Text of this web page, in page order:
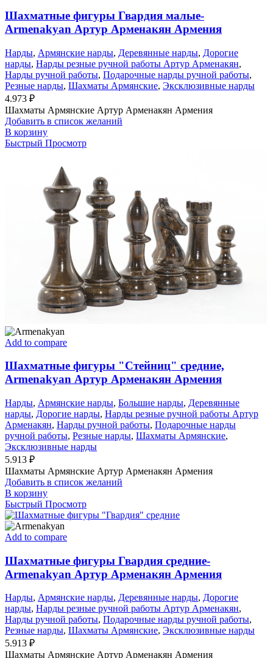
Шахматные фигуры Гвардия малые-
Armenakyan Артур Арменакян Армения
Нарды, Армянские нарды, Деревянные нарды, Дорогие
нарды, Нарды резные ручной работы Артур Арменакян,
Нарды ручной работы, Подарочные нарды ручной работы,
Резные нарды, Шахматы Армянские, Эксклюзивные нарды
4.973 ₽
Шахматы Армянские Артур Арменакян Армения
Добавить в список желаний
В корзину
Быстрый Просмотр
Add to compare
Шахматные фигуры "Стейниц" средние,
Armenakyan Артур Арменакян Армения
Нарды, Армянские нарды, Большие нарды, Деревянные
нарды, Дорогие нарды, Нарды резные ручной работы Артур
Арменакян, Нарды ручной работы, Подарочные нарды
ручной работы, Резные нарды, Шахматы Армянские,
Эксклюзивные нарды
5.913 ₽
Шахматы Армянские Артур Арменакян Армения
Добавить в список желаний
В корзину
Быстрый Просмотр
Add to compare
Шахматные фигуры Гвардия средние-
Armenakyan Артур Арменакян Армения
Нарды, Армянские нарды, Деревянные нарды, Дорогие
нарды, Нарды резные ручной работы Артур Арменакян,
Нарды ручной работы, Подарочные нарды ручной работы,
Резные нарды, Шахматы Армянские, Эксклюзивные нарды
5.913 ₽
Шахматы Армянские Артур Арменакян Армения